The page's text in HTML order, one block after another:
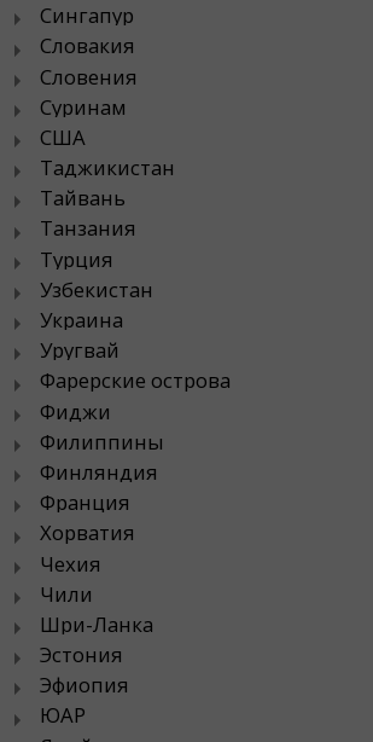
Сингапур
Словакия
Словения
Суринам
США
Таджикистан
Тайвань
Танзания
Турция
Узбекистан
Украина
Уругвай
Фарерские острова
Фиджи
Филиппины
Финляндия
Франция
Хорватия
Чехия
Чили
Шри-Ланка
Эстония
Эфиопия
ЮАР